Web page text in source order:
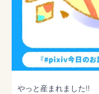
やっと産まれました‼︎